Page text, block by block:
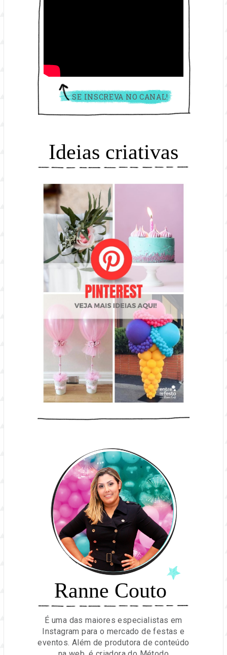
SE INSCREVA NO CANAL!
Ideias criativas
Ranne Couto
É uma das maiores especialistas em
Instagram para o mercado de festas e
eventos. Além de produtora de conteúdo